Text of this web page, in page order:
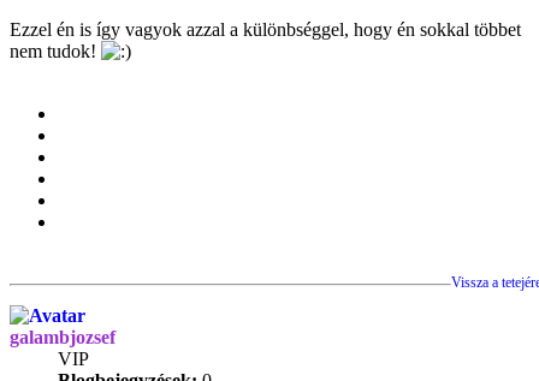
Ezzel én is így vagyok azzal a különbséggel, hogy én sokkal többet
nem tudok!
Vissza a
galambjozsef
VIP